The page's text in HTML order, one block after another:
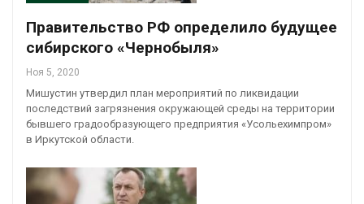
Правительство РФ определило будущее
сибирского «Чернобыля»
Ноя 5, 2020
Мишустин утвердил план мероприятий по ликвидации
последствий загрязнения окружающей среды на территории
бывшего градообразующего предприятия «Усольехимпром»
в Иркутской области.